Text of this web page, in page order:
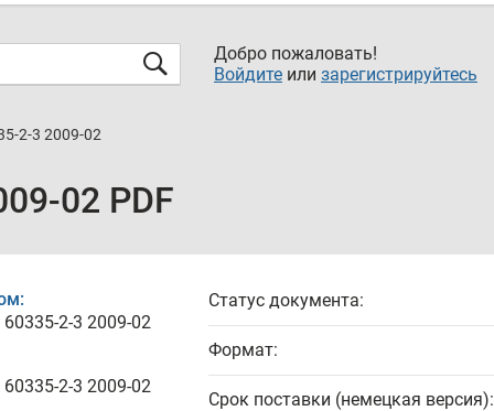
Добро пожаловать!
Войдите или зарегистрируйтесь
2-3 2009-02
02 PDF
60335-2-3 2009-02
60335-2-3 2009-02
Статус документа:
Формат:
Срок поставки (немецкая версия):